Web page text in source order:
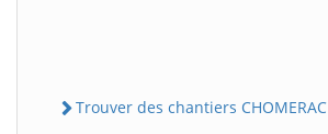
Trouver des chantiers CHOMERAC